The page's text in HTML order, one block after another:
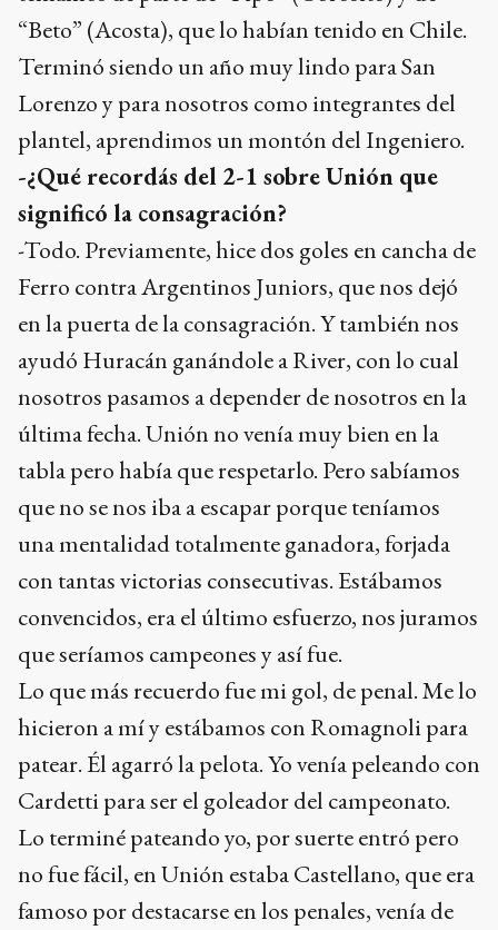
“Beto” (Acosta), que lo habían tenido en Chile.
Terminó siendo un año muy lindo para San
Lorenzo y para nosotros como integrantes del
plantel, aprendimos un montón del Ingeniero.
-¿Qué recordás del 2-1 sobre Unión que
significó la consagración?
-Todo. Previamente, hice dos goles en cancha de
Ferro contra Argentinos Juniors, que nos dejó
en la puerta de la consagración. Y también nos
ayudó Huracán ganándole a River, con lo cual
nosotros pasamos a depender de nosotros en la
última fecha. Unión no venía muy bien en la
tabla pero había que respetarlo. Pero sabíamos
que no se nos iba a escapar porque teníamos
una mentalidad totalmente ganadora, forjada
con tantas victorias consecutivas. Estábamos
convencidos, era el último esfuerzo, nos juramos
que seríamos campeones y así fue.
Lo que más recuerdo fue mi gol, de penal. Me lo
hicieron a mí y estábamos con Romagnoli para
patear. Él agarró la pelota. Yo venía peleando con
Cardetti para ser el goleador del campeonato.
Lo terminé pateando yo, por suerte entró pero
no fue fácil, en Unión estaba Castellano, que era
famoso por destacarse en los penales, venía de